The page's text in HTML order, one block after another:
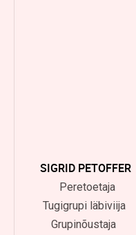
SIGRID PETOFFER
Peretoetaja
Tugigrupi läbiviija
Grupinõustaja